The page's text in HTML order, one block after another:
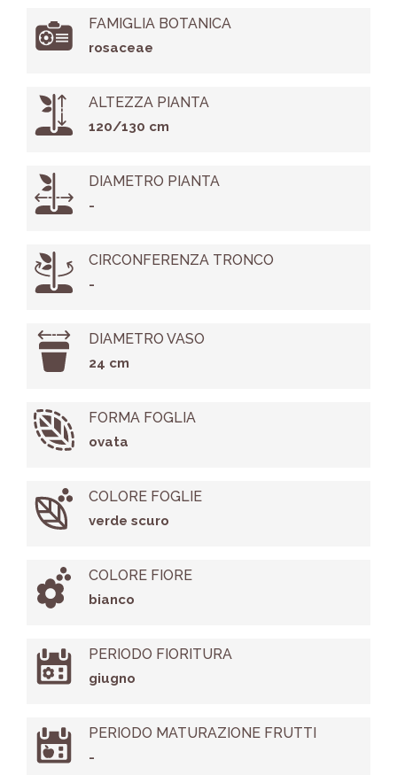
FAMIGLIA BOTANICA
rosaceae
ALTEZZA PIANTA
120/130 cm
DIAMETRO PIANTA
-
CIRCONFERENZA TRONCO
-
DIAMETRO VASO
24 cm
FORMA FOGLIA
ovata
COLORE FOGLIE
verde scuro
COLORE FIORE
bianco
PERIODO FIORITURA
giugno
PERIODO MATURAZIONE FRUTTI
-